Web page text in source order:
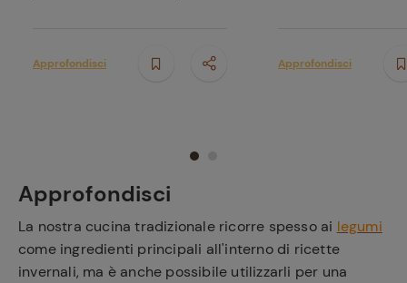
Approfondisci
La nostra cucina tradizionale ricorre spesso ai legumi
come ingredienti principali all'interno di ricette
invernali, ma è anche possibile utilizzarli per una
Approfondisci Approfondisci